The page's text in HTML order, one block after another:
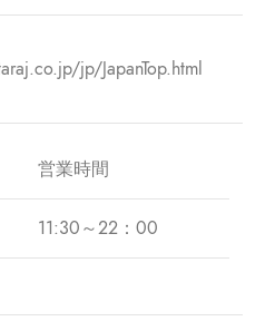
jp/JapanTop.html
営業時間
11:30～22：00